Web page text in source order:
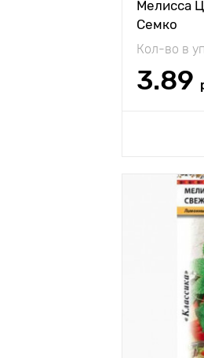
Мелисса
Семко
Кол-во в
3.89
Высота